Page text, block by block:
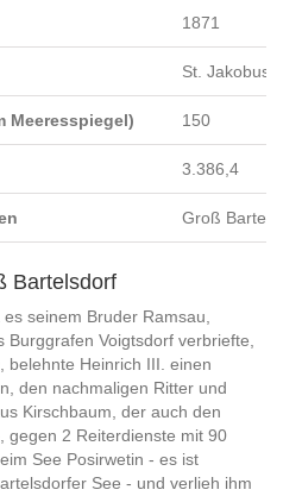
1871
St. Jakobus
Meeresspiegel) 150
3.386,4
Groß
Bartelsdorf
seinem Bruder Ramsau,
Burggrafen Voigtsdorf verbriefte,
belehnte Heinrich III. einen
den nachmaligen Ritter und
Kirschbaum, der auch den
gegen 2 Reiterdienste mit 90
See Posirwetin - es ist
See - und verlieh ihm